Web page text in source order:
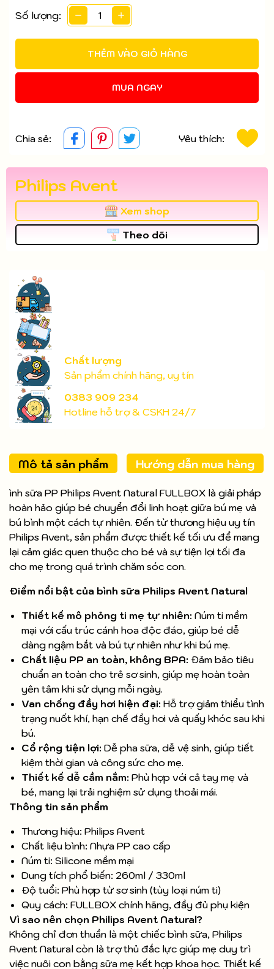
Số lượng:
THÊM VÀO GIỎ HÀNG
MUA NGAY
Chia sẻ: Yêu thích:
Philips Avent
Xem shop
Theo dõi
Chất lượng
Sản phẩm chính hãng, uy tín
0383 909 234
Hotline hỗ trợ & CSKH 24/7
Mô tả sản phẩm Hướng dẫn mua hàng
ình sữa PP Philips Avent Natural FULLBOX là giải pháp
hoàn hảo giúp bé chuyển đổi linh hoạt giữa bú mẹ và
bú bình một cách tự nhiên. Đến từ thương hiệu uy tín
Philips Avent, sản phẩm được thiết kế tối ưu để mang
lại cảm giác quen thuộc cho bé và sự tiện lợi tối đa
cho mẹ trong quá trình chăm sóc con.
Điểm nổi bật của bình sữa Philips Avent Natural
Thiết kế mô phỏng ti mẹ tự nhiên: Núm ti mềm
mại với cấu trúc cánh hoa độc đáo, giúp bé dễ
dàng ngậm bắt và bú tự nhiên như khi bú mẹ.
Chất liệu PP an toàn, không BPA: Đảm bảo tiêu
chuẩn an toàn cho trẻ sơ sinh, giúp mẹ hoàn toàn
yên tâm khi sử dụng mỗi ngày.
Van chống đầy hơi hiện đại: Hỗ trợ giảm thiểu tình
trạng nuốt khí, hạn chế đầy hơi và quấy khóc sau khi
bú.
Cổ rộng tiện lợi: Dễ pha sữa, dễ vệ sinh, giúp tiết
kiệm thời gian và công sức cho mẹ.
Thiết kế dễ cầm nắm: Phù hợp với cả tay mẹ và
bé, mang lại trải nghiệm sử dụng thoải mái.
Thông tin sản phẩm
Thương hiệu: Philips Avent
Chất liệu bình: Nhựa PP cao cấp
Núm ti: Silicone mềm mại
Dung tích phổ biến: 260ml / 330ml
Độ tuổi: Phù hợp từ sơ sinh (tùy loại núm ti)
Quy cách: FULLBOX chính hãng, đầy đủ phụ kiện
Vì sao nên chọn Philips Avent Natural?
Không chỉ đơn thuần là một chiếc bình sữa, Philips
Avent Natural còn là trợ thủ đắc lực giúp mẹ duy trì
việc nuôi con bằng sữa mẹ kết hợp khoa học. Thiết kế